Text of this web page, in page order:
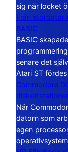
sig när locket
Från stordator
BASIC
BASIC
senare det
Atari ST
Commodore
När
datorn som
egen